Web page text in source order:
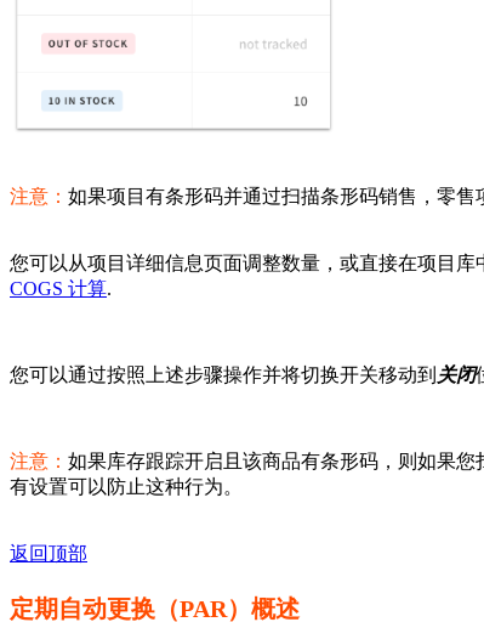
注意： 如果项目有条形码并通过扫描条形码销售，零
您可以从项目详细信息页面调整数量，或直接在项目库
COGS 计算.
您可以通过按照上述步骤操作并将切换开关移动到 关闭
注意： 如果库存跟踪开启且该商品有条形码，则如果
有设置可以防止这种行为。
返回顶部
定期自动更换（PAR）概述